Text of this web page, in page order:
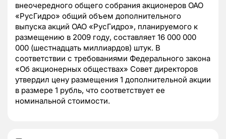
внеочередного общего собрания акционеров ОАО
«РусГидро» общий объем дополнительного
выпуска акций ОАО «РусГидро», планируемого к
размещению в 2009 году, составляет 16 000 000
000 (шестнадцать миллиардов) штук. В
соответствии с требованиями Федерального закона
«Об акционерных обществах» Совет директоров
утвердил цену размещения 1 дополнительной акции
в размере 1 рубль, что соответствует ее
номинальной стоимости.